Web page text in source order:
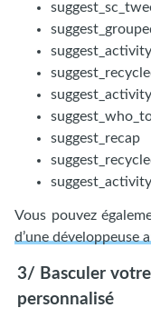
suggest_activity
suggest_recap
Vous pouvez
d’une développeuse
3/ Basculer
personnalisé